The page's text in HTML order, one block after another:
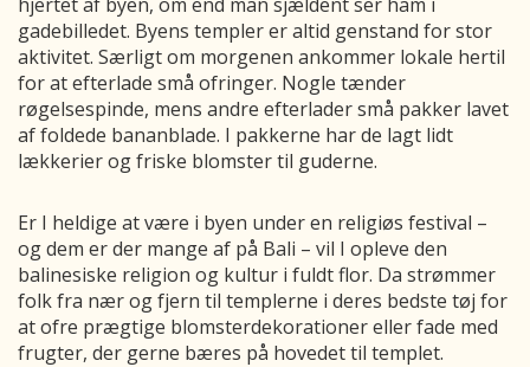
gadebilledet. Byens templer er altid genstand for stor
aktivitet. Særligt om morgenen ankommer lokale hertil
for at efterlade små ofringer. Nogle tænder
røgelsespinde, mens andre efterlader små pakker lavet
af foldede bananblade. I pakkerne har de lagt lidt
lækkerier og friske blomster til guderne.
Er I heldige at være i byen under en religiøs festival –
og dem er der mange af på Bali – vil I opleve den
balinesiske religion og kultur i fuldt flor. Da strømmer
folk fra nær og fjern til templerne i deres bedste tøj for
at ofre prægtige blomsterdekorationer eller fade med
frugter, der gerne bæres på hovedet til templet.